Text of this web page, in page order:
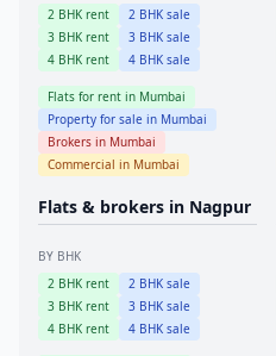
2 BHK rent 2 BHK sale
3 BHK rent 3 BHK sale
4 BHK rent 4 BHK sale
Flats for rent in Mumbai
Property for sale in Mumbai
Brokers in Mumbai
Commercial in Mumbai
Flats & brokers in Nagpur
BY BHK
2 BHK rent 2 BHK sale
3 BHK rent 3 BHK sale
4 BHK rent 4 BHK sale